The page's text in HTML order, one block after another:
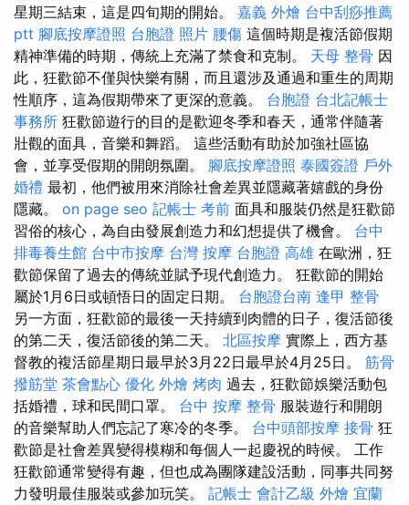
星期三結束，這是四旬期的開始。 嘉義 外燴 台中刮痧推薦
ptt 腳底按摩證照 台胞證 照片 腰傷 這個時期是複活節假期
精神準備的時期，傳統上充滿了禁食和克制。 天母 整骨 因
此，狂歡節不僅與快樂有關，而且還涉及通過和重生的周期
性順序，這為假期帶來了更深的意義。 台胞證 台北記帳士
事務所 狂歡節遊行的目的是歡迎冬季和春天，通常伴隨著
壯觀的面具，音樂和舞蹈。 這些活動有助於加強社區協
會，並享受假期的開朗氛圍。 腳底按摩證照 泰國簽證 戶外
婚禮 最初，他們被用來消除社會差異並隱藏著嬉戲的身份
隱藏。 on page seo 記帳士 考前 面具和服裝仍然是狂歡節
習俗的核心，為自由發展創造力和幻想提供了機會。 台中
排毒養生館 台中市按摩 台灣 按摩 台胞證 高雄 在歐洲，狂
歡節保留了過去的傳統並賦予現代創造力。 狂歡節的開始
屬於1月6日或頓悟日的固定日期。 台胞證台南 逢甲 整骨
另一方面，狂歡節的最後一天持續到肉體的日子，復活節後
的第二天，復活節後的第二天。 北區按摩 實際上，西方基
督教的複活節星期日最早於3月22日最早於4月25日。 筋骨
撥筋堂 茶會點心 優化 外燴 烤肉 過去，狂歡節娛樂活動包
括婚禮，球和民間口罩。 台中 按摩 整骨 服裝遊行和開朗
的音樂幫助人們忘記了寒冷的冬季。 台中頭部按摩 接骨 狂
歡節是社會差異變得模糊和每個人一起慶祝的時候。 工作
狂歡節通常變得有趣，但也成為團隊建設活動，同事共同努
力發明最佳服裝或參加玩笑。 記帳士 會計乙級 外燴 宜蘭